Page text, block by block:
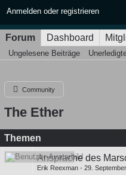
Anmelden oder registrieren
Forum Dashboard
Ungelesene Beiträge
Community
The Ether
Themen
Ansprache des
Erik Reexman - 29.